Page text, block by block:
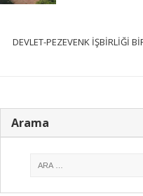
DEVLET-PEZEVENK İŞBİRLİĞİ
Arama